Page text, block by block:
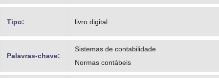
Tipo: livro digital
Palavras-chave:
Sistemas de contabilidade
Normas contábeis